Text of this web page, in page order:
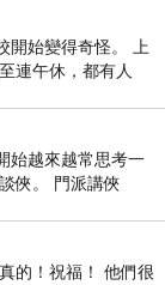
開始變得奇怪。 上
連午休，都有人
始越來越常思考一
俠。 門派講俠
的！祝福！ 他們很